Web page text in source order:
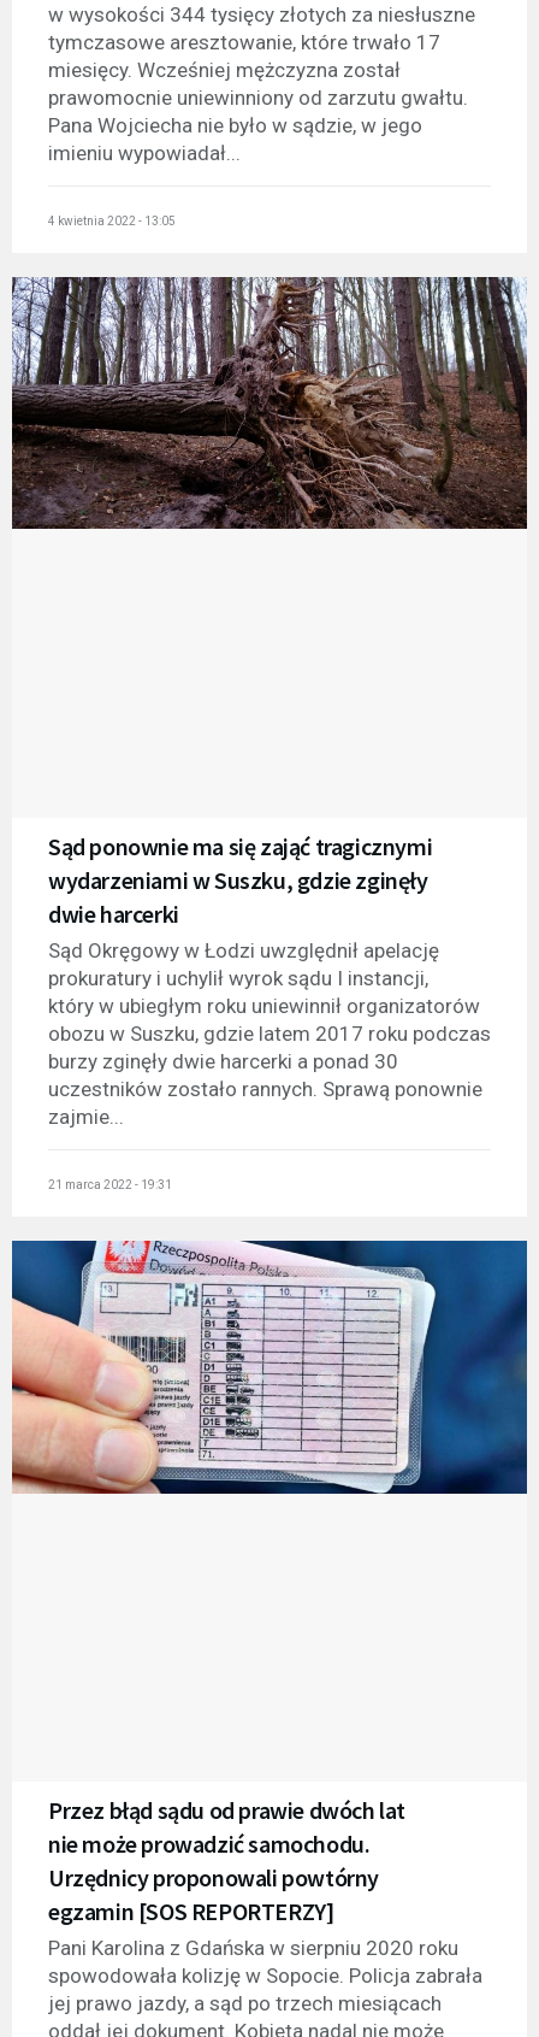
w wysokości 344 tysięcy złotych za niesłuszne
tymczasowe aresztowanie, które trwało 17
miesięcy. Wcześniej mężczyzna został
prawomocnie uniewinniony od zarzutu gwałtu.
Pana Wojciecha nie było w sądzie, w jego
imieniu wypowiadał...
4 kwietnia 2022 - 13:05
Sąd ponownie ma się zająć tragicznymi
wydarzeniami w Suszku, gdzie zginęły
dwie harcerki
Sąd Okręgowy w Łodzi uwzględnił apelację
prokuratury i uchylił wyrok sądu I instancji,
który w ubiegłym roku uniewinnił organizatorów
obozu w Suszku, gdzie latem 2017 roku podczas
burzy zginęły dwie harcerki a ponad 30
uczestników zostało rannych. Sprawą ponownie
zajmie...
21 marca 2022 - 19:31
Przez błąd sądu od prawie dwóch lat
nie może prowadzić samochodu.
Urzędnicy proponowali powtórny
egzamin [SOS REPORTERZY]
Pani Karolina z Gdańska w sierpniu 2020 roku
spowodowała kolizję w Sopocie. Policja zabrała
jej prawo jazdy, a sąd po trzech miesiącach
oddał jej dokument. Kobieta nadal nie może